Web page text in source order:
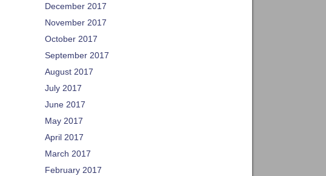
December 2017
November 2017
October 2017
September 2017
August 2017
July 2017
June 2017
May 2017
April 2017
March 2017
February 2017